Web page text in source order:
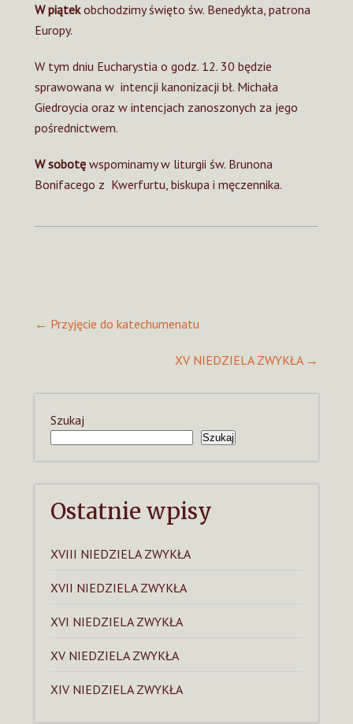
W piątekobchodzimy święto św. Benedykta, patrona
Europy.
W tym dniu Eucharystia o godz. 12. 30 będzie
sprawowana w intencji kanonizacji bł. Michała
Giedroycia oraz w intencjach zanoszonych za jego
pośrednictwem.
W sobotę wspominamy w liturgii św. Brunona
Bonifacego z Kwerfurtu, biskupa i męczennika.
navigation
← Przyjęcie do katechumenatu
XV NIEDZIELA ZWYKŁA →
Szukaj
Szukaj
Ostatnie wpisy
XVIII NIEDZIELA ZWYKŁA
XVII NIEDZIELA ZWYKŁA
XVI NIEDZIELA ZWYKŁA
XV NIEDZIELA ZWYKŁA
XIV NIEDZIELA ZWYKŁA